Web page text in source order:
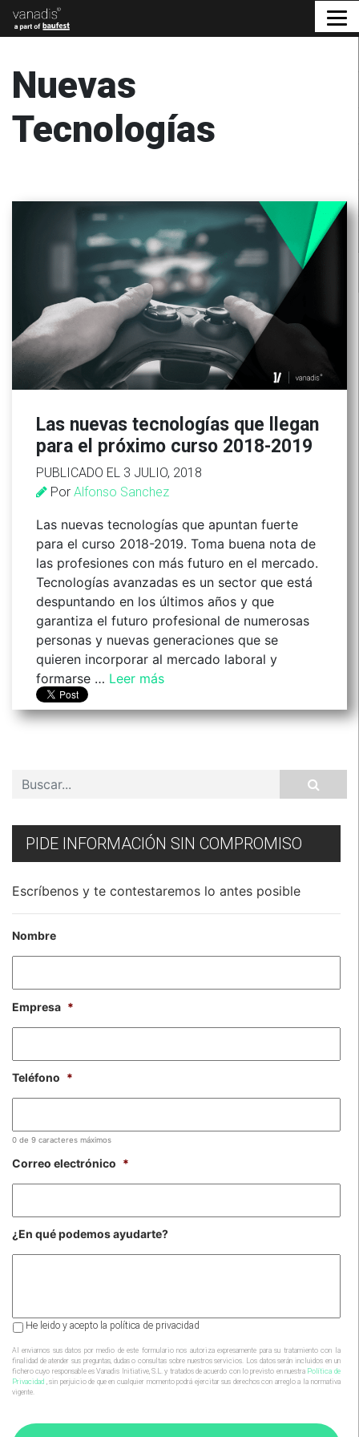
Nuevas
Tecnologías
Las nuevas tecnologías que llegan
para el próximo curso 2018-2019
PUBLICADO EL 3 JULIO, 2018
Por Alfonso Sanchez
Las nuevas tecnologías que apuntan fuerte
para el curso 2018-2019. Toma buena nota de
las profesiones con más futuro en el mercado.
Tecnologías avanzadas es un sector que está
despuntando en los últimos años y que
garantiza el futuro profesional de numerosas
personas y nuevas generaciones que se
quieren incorporar al mercado laboral y
formarse … Leer más
PIDE INFORMACIÓN SIN COMPROMISO
Escríbenos y te contestaremos lo antes posible
Nombre
Empresa *
Teléfono *
0 de 9 caracteres máximos
Correo electrónico *
¿En qué podemos ayudarte?
Al
sus
datos
por
medio
este
He leido y acepto la política de privacidad
Al enviarnos sus datos por medio de este formulario nos autoriza expresamente para su tratamiento con la
finalidad de atender sus preguntas, dudas o consultas sobre nuestros servicios. Los datos serán incluidos en un
fichero cuyo responsable es Vanadis Initiative, S.L. y tratados de acuerdo con lo previsto en nuestra Política de
Privacidad , sin perjuicio de que en cualquier momento podrá ejercitar sus derechos con arreglo a la normativa
vigente.